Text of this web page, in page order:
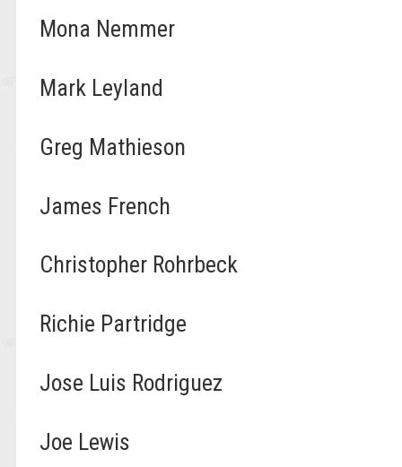
Mona Nemmer
Mark Leyland
Greg Mathieson
James French
Christopher Rohrbeck
Richie Partridge
Jose Luis Rodriguez
Joe Lewis